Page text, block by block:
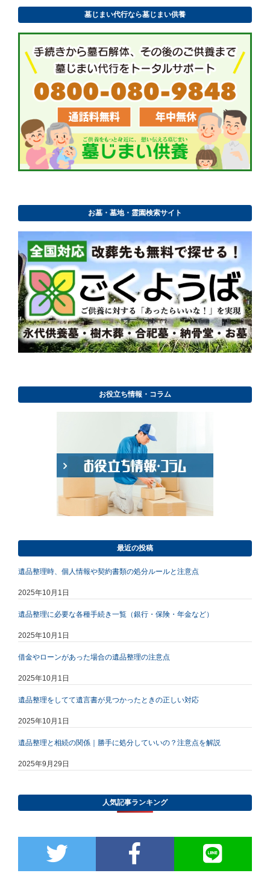
墓じまい代行なら墓じまい供養
お墓・墓地・霊園検索サイト
お役立ち情報・コラム
最近の投稿
遺品整理時、個人情報や契約書類の処分ルールと注意点
2025年10月1日
遺品整理に必要な各種手続き一覧（銀行・保険・年金など）
2025年10月1日
借金やローンがあった場合の遺品整理の注意点
2025年10月1日
遺品整理をしてて遺言書が見つかったときの正しい対応
2025年10月1日
遺品整理と相続の関係｜勝手に処分していいの？注意点を解説
2025年9月29日
人気記事ランキング